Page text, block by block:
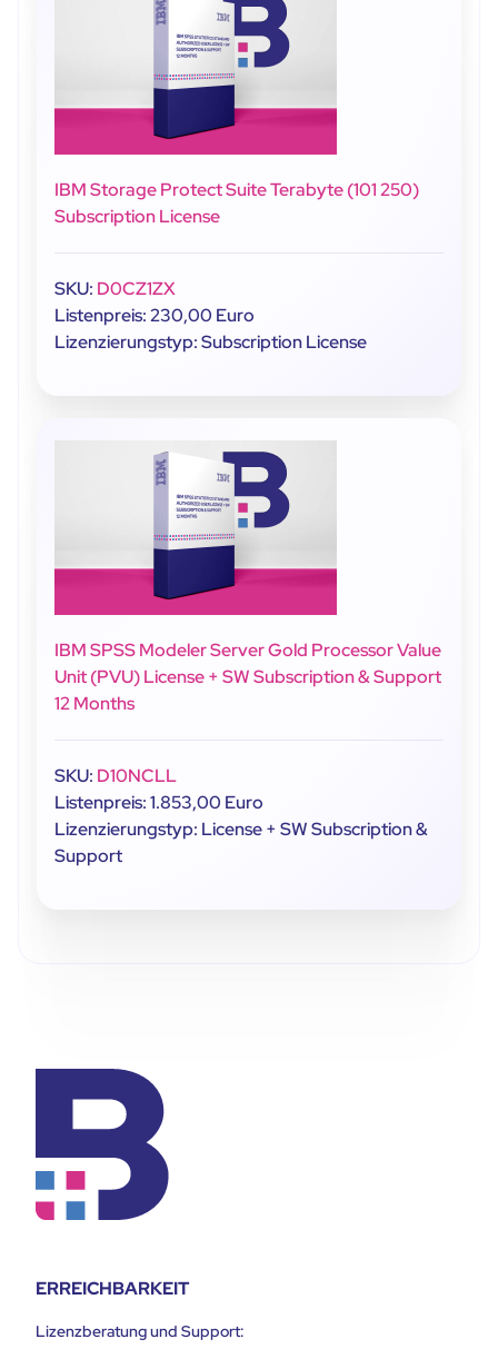
IBM Storage Protect Suite Terabyte (101 250)
Subscription License
SKU: D0CZ1ZX
Listenpreis: 230,00 Euro
Lizenzierungstyp: Subscription License
IBM SPSS Modeler Server Gold Processor Value
Unit (PVU) License + SW Subscription & Support
12 Months
SKU: D10NCLL
Listenpreis: 1.853,00 Euro
Lizenzierungstyp: License + SW Subscription &
Support
ERREICHBARKEIT
Lizenzberatung und Support: